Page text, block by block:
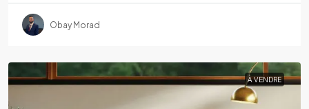
Obay Morad
À VENDRE